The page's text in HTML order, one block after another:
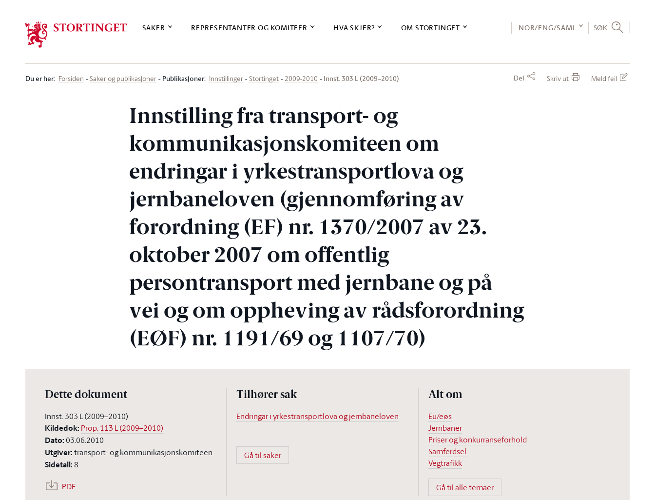
SAKER REPRESENTANTER OG KOMITEER HVA SKJER? OM STORTINGET NOR/ENG/SÁMI SØK
Du er her: Forsiden Saker og publikasjoner Publikasjoner: Innstillinger Stortinget 2009-2010 Innst. 303 L (2009–2010) Del Skriv ut Meld feil
Innstilling fra transport- og
kommunikasjonskomiteen om
endringar i yrkestransportlova og
jernbaneloven (gjennomføring av
forordning (EF) nr. 1370/2007 av 23.
oktober 2007 om offentlig
persontransport med jernbane og på
vei og om oppheving av rådsforordning
(EØF) nr. 1191/69 og 1107/70)
Dette dokument
Innst. 303 L (2009–2010)
Kildedok: Prop. 113 L (2009–2010)
Dato:03.06.2010
Utgiver:transport- og kommunikasjonskomiteen
Sidetall:8
PDF
Tilhører sak
Endringar i yrkestransportlova og jernbaneloven
Gå til saker
Alt om
Eu/eøs
Jernbaner
Priser og konkurranseforhold
Samferdsel
Vegtrafikk
Gå til alle temaer